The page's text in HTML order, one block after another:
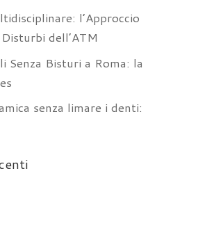
l’Approccio
dell’ATM
Senza Bisturi a Roma: la
senza limare i denti: